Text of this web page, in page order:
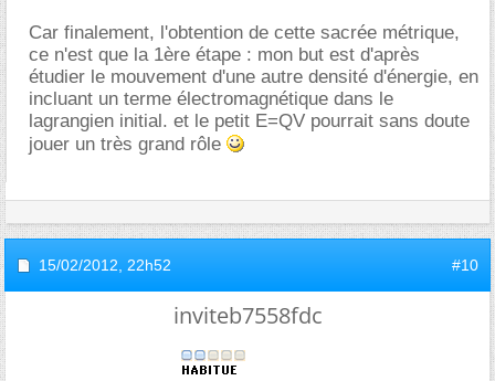
Car finalement, l'obtention de cette sacrée métrique,
ce n'est que la 1ère étape : mon but est d'après
étudier le mouvement d'une autre densité d'énergie, en
incluant un terme électromagnétique dans le
lagrangien initial. et le petit E=QV pourrait sans doute
jouer un très grand rôle
15/02/2012, 22h52 #10
inviteb7558fdc